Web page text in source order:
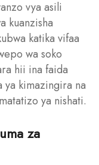
vya asili
kuanzisha
katika vifaa
wa soko
hii ina faida
ya kimazingira na
ya nishati.
za